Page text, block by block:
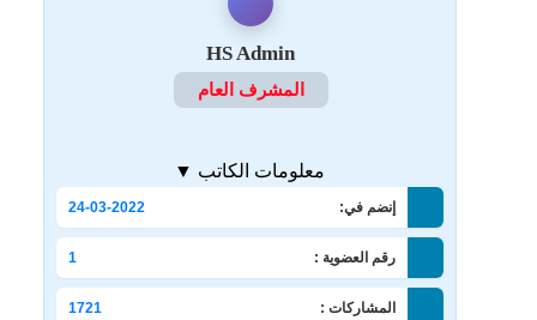
HS Admin
المشرف العام
معلومات الكاتب ▼
إنضم في: 24-03-2022
رقم العضوية : 1
المشاركات : 1721